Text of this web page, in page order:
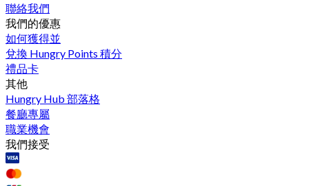
聯絡我們
我們的優惠
如何獲得並
兌換 Hungry Points 積分
禮品卡
其他
Hungry Hub 部落格
餐廳專屬
職業機會
我們接受